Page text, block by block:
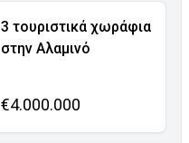
3 τουριστικά χωράφια
στην Αλαμινό
€4.000.000